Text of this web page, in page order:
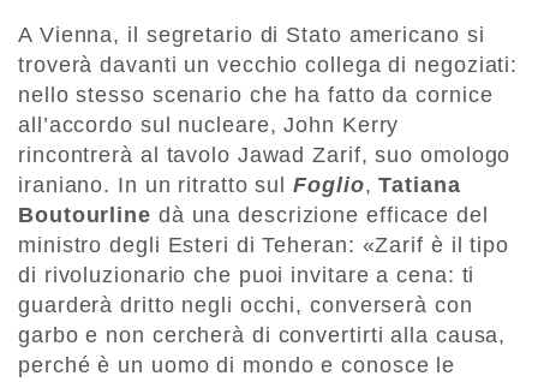
A Vienna, il segretario di Stato americano si
troverà davanti un vecchio collega di negoziati:
nello stesso scenario che ha fatto da cornice
all’accordo sul nucleare, John Kerry
rincontrerà al tavolo Jawad Zarif, suo omologo
iraniano. In un ritratto sulFoglio,Tatiana
Boutourline dà una descrizione efficace del
ministro degli Esteri di Teheran: «Zarif è il tipo
di rivoluzionario che puoi invitare a cena: ti
guarderà dritto negli occhi, converserà con
garbo e non cercherà di convertirti alla causa,
perché è un uomo di mondo e conosce le